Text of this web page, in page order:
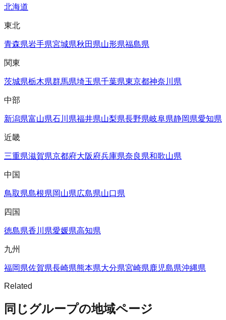
北海道
東北
青森県岩手県宮城県秋田県山形県福島県
関東
茨城県栃木県群馬県埼玉県千葉県東京都神奈川県
中部
新潟県富山県石川県福井県山梨県長野県岐阜県静岡県愛知県
近畿
三重県滋賀県京都府大阪府兵庫県奈良県和歌山県
中国
鳥取県島根県岡山県広島県山口県
四国
徳島県香川県愛媛県高知県
九州
福岡県佐賀県長崎県熊本県大分県宮崎県鹿児島県沖縄県
Related
同じグループの地域ページ